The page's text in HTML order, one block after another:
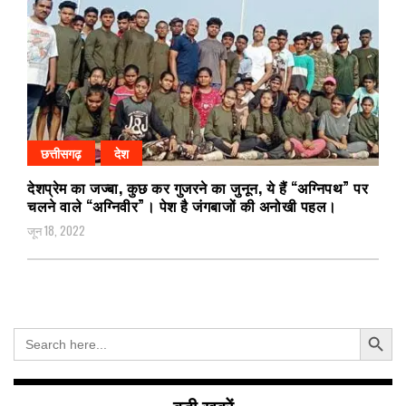
छत्तीसगढ़ देश
देशप्रेम का जज्बा, कुछ कर गुजरने का जुनून, ये हैं “अग्निपथ” पर
चलने वाले “अग्निवीर”। पेश है जंगबाजों की अनोखी पहल।
जून 18, 2022
Search
for:
Search Button